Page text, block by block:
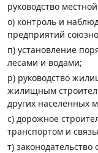
руководство
о) контроль и
предприятий
п) установление
лесами и водами;
р) руководство
жилищным
других населенных
с) дорожное
транспортом и
т) законодательство